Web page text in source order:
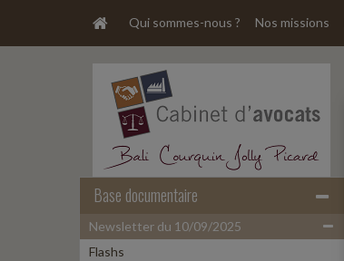
Qui sommes-nous ? Nos missions
Base documentaire
Newsletter du 10/09/2025
Flashs